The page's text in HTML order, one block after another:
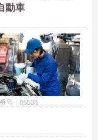
動車
号：86538